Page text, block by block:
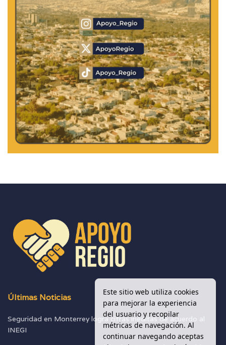
Últimas Noticias
Seguridad en Monterrey logra cifras inéditas de acuerdo al
INEGI
Este sitio web utiliza cookies
para mejorar la experiencia
del usuario y recopilar
métricas de navegación. Al
continuar navegando aceptas